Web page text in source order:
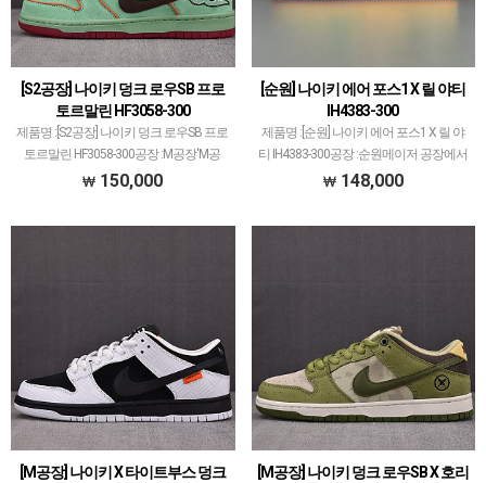
[S2공장] 나이키 덩크 로우SB 프로
토르말린 HF3058-300
제품명 :[S2공장] 나이키 덩크 로우SB 프로
토르말린 HF3058-300공장 :M공장'M공
장'은 나이키 덩크 로우 35주년 기념으로
150,000
[순원] 나이키 에어 포스1 X 릴 야티
IH4383-300
제품명 :[순원] 나이키 에어 포스1 X 릴 야
티 IH4383-300공장 :순원메이저 공장에서
취급되지 않는 개체 좋은 제품만 선별했습
148,000
[M공장] 나이키 X 타이트부스 덩크
[M공장] 나이키 덩크 로우SB X 호리